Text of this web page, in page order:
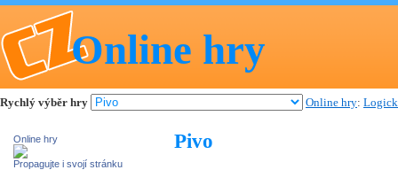
Online hry
Rychlý výběr hry Online hry:
Online hry
Propagujte i svojí stránku
Pivo